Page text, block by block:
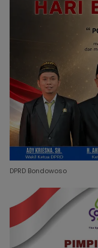
DPRD Bondowoso